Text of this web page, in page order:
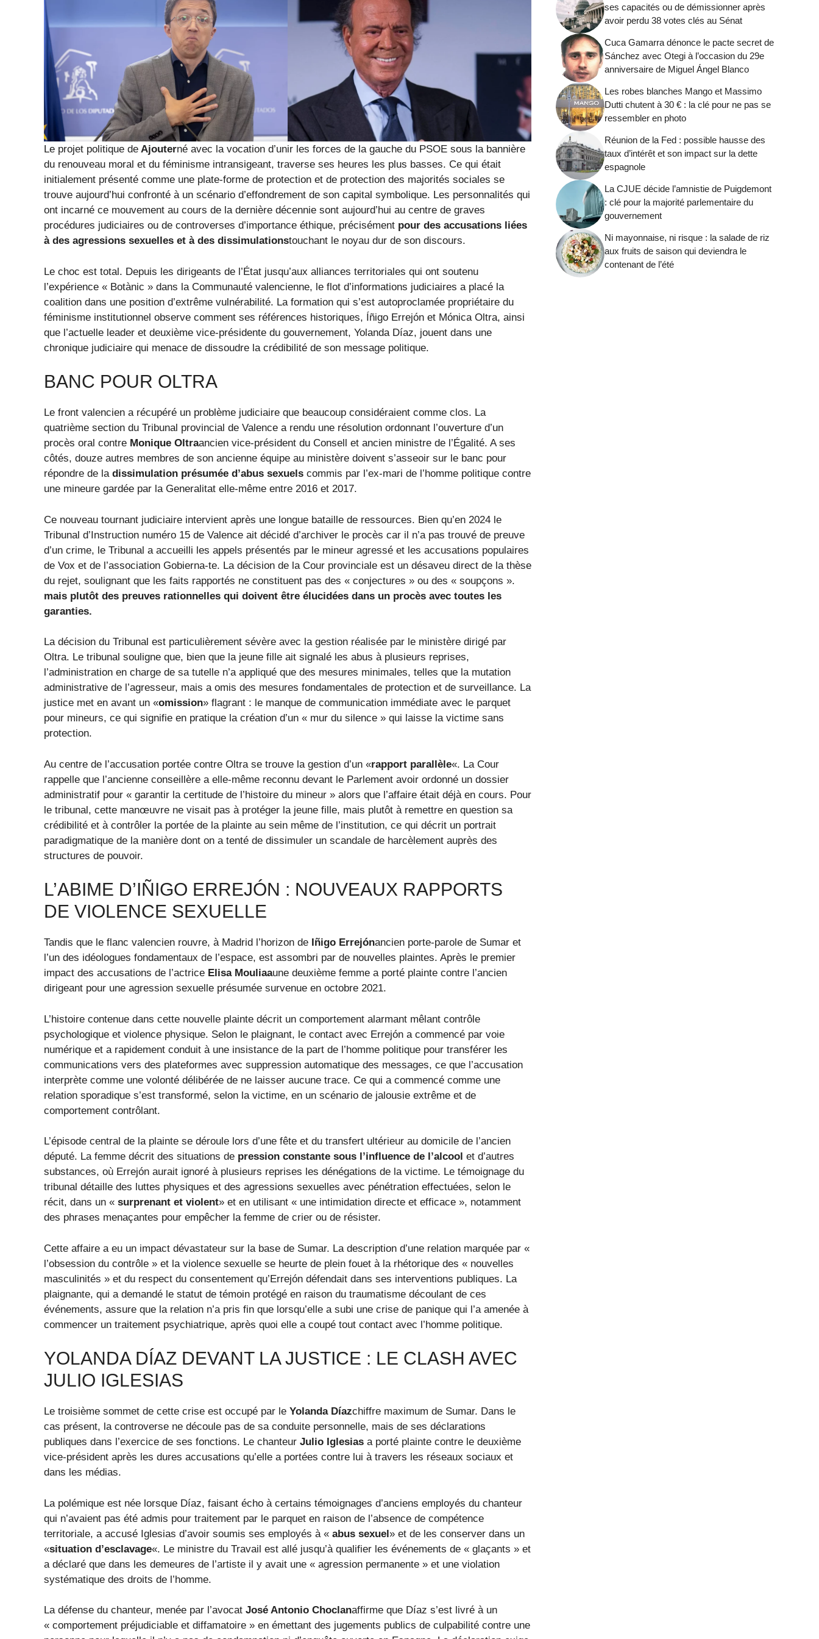
Le projet politique de Ajouterné avec la vocation d’unir les forces de la gauche du PSOE sous la bannière
du renouveau moral et du féminisme intransigeant, traverse ses heures les plus basses. Ce qui était
initialement présenté comme une plate-forme de protection et de protection des majorités sociales se
trouve aujourd’hui confronté à un scénario d’effondrement de son capital symbolique. Les personnalités qui
ont incarné ce mouvement au cours de la dernière décennie sont aujourd’hui au centre de graves
procédures judiciaires ou de controverses d’importance éthique, précisément pour des accusations liées
à des agressions sexuelles et à des dissimulationstouchant le noyau dur de son discours.
Le choc est total. Depuis les dirigeants de l’État jusqu’aux alliances territoriales qui ont soutenu
l’expérience « Botànic » dans la Communauté valencienne, le flot d’informations judiciaires a placé la
coalition dans une position d’extrême vulnérabilité. La formation qui s’est autoproclamée propriétaire du
féminisme institutionnel observe comment ses références historiques, Íñigo Errejón et Mónica Oltra, ainsi
que l’actuelle leader et deuxième vice-présidente du gouvernement, Yolanda Díaz, jouent dans une
chronique judiciaire qui menace de dissoudre la crédibilité de son message politique.
BANC POUR OLTRA
Le front valencien a récupéré un problème judiciaire que beaucoup considéraient comme clos. La
quatrième section du Tribunal provincial de Valence a rendu une résolution ordonnant l’ouverture d’un
procès oral contre Monique Oltraancien vice-président du Consell et ancien ministre de l’Égalité. A ses
côtés, douze autres membres de son ancienne équipe au ministère doivent s’asseoir sur le banc pour
répondre de la dissimulation présumée d’abus sexuels commis par l’ex-mari de l’homme politique contre
une mineure gardée par la Generalitat elle-même entre 2016 et 2017.
Ce nouveau tournant judiciaire intervient après une longue bataille de ressources. Bien qu’en 2024 le
Tribunal d’Instruction numéro 15 de Valence ait décidé d’archiver le procès car il n’a pas trouvé de preuve
d’un crime, le Tribunal a accueilli les appels présentés par le mineur agressé et les accusations populaires
de Vox et de l’association Gobierna-te. La décision de la Cour provinciale est un désaveu direct de la thèse
du rejet, soulignant que les faits rapportés ne constituent pas des « conjectures » ou des « soupçons ».
mais plutôt des preuves rationnelles qui doivent être élucidées dans un procès avec toutes les
garanties.
La décision du Tribunal est particulièrement sévère avec la gestion réalisée par le ministère dirigé par
Oltra. Le tribunal souligne que, bien que la jeune fille ait signalé les abus à plusieurs reprises,
l’administration en charge de sa tutelle n’a appliqué que des mesures minimales, telles que la mutation
administrative de l’agresseur, mais a omis des mesures fondamentales de protection et de surveillance. La
justice met en avant un «omission» flagrant : le manque de communication immédiate avec le parquet
pour mineurs, ce qui signifie en pratique la création d’un « mur du silence » qui laisse la victime sans
protection.
Au centre de l’accusation portée contre Oltra se trouve la gestion d’un «rapport parallèle«. La Cour
rappelle que l’ancienne conseillère a elle-même reconnu devant le Parlement avoir ordonné un dossier
administratif pour « garantir la certitude de l’histoire du mineur » alors que l’affaire était déjà en cours. Pour
le tribunal, cette manœuvre ne visait pas à protéger la jeune fille, mais plutôt à remettre en question sa
crédibilité et à contrôler la portée de la plainte au sein même de l’institution, ce qui décrit un portrait
paradigmatique de la manière dont on a tenté de dissimuler un scandale de harcèlement auprès des
structures de pouvoir.
L’ABIME D’IÑIGO ERREJÓN : NOUVEAUX RAPPORTS
DE VIOLENCE SEXUELLE
Tandis que le flanc valencien rouvre, à Madrid l’horizon de Iñigo Errejónancien porte-parole de Sumar et
l’un des idéologues fondamentaux de l’espace, est assombri par de nouvelles plaintes. Après le premier
impact des accusations de l’actrice Elisa Mouliaaune deuxième femme a porté plainte contre l’ancien
dirigeant pour une agression sexuelle présumée survenue en octobre 2021.
L’histoire contenue dans cette nouvelle plainte décrit un comportement alarmant mêlant contrôle
psychologique et violence physique. Selon le plaignant, le contact avec Errejón a commencé par voie
numérique et a rapidement conduit à une insistance de la part de l’homme politique pour transférer les
communications vers des plateformes avec suppression automatique des messages, ce que l’accusation
interprète comme une volonté délibérée de ne laisser aucune trace. Ce qui a commencé comme une
relation sporadique s’est transformé, selon la victime, en un scénario de jalousie extrême et de
comportement contrôlant.
L’épisode central de la plainte se déroule lors d’une fête et du transfert ultérieur au domicile de l’ancien
député. La femme décrit des situations de pression constante sous l’influence de l’alcool et d’autres
substances, où Errejón aurait ignoré à plusieurs reprises les dénégations de la victime. Le témoignage du
tribunal détaille des luttes physiques et des agressions sexuelles avec pénétration effectuées, selon le
récit, dans un « surprenant et violent» et en utilisant « une intimidation directe et efficace », notamment
des phrases menaçantes pour empêcher la femme de crier ou de résister.
Cette affaire a eu un impact dévastateur sur la base de Sumar. La description d’une relation marquée par «
l’obsession du contrôle » et la violence sexuelle se heurte de plein fouet à la rhétorique des « nouvelles
masculinités » et du respect du consentement qu’Errejón défendait dans ses interventions publiques. La
plaignante, qui a demandé le statut de témoin protégé en raison du traumatisme découlant de ces
événements, assure que la relation n’a pris fin que lorsqu’elle a subi une crise de panique qui l’a amenée à
commencer un traitement psychiatrique, après quoi elle a coupé tout contact avec l’homme politique.
YOLANDA DÍAZ DEVANT LA JUSTICE : LE CLASH AVEC
JULIO IGLESIAS
Le troisième sommet de cette crise est occupé par le Yolanda Díazchiffre maximum de Sumar. Dans le
cas présent, la controverse ne découle pas de sa conduite personnelle, mais de ses déclarations
publiques dans l’exercice de ses fonctions. Le chanteur Julio Iglesias a porté plainte contre le deuxième
vice-président après les dures accusations qu’elle a portées contre lui à travers les réseaux sociaux et
dans les médias.
La polémique est née lorsque Díaz, faisant écho à certains témoignages d’anciens employés du chanteur
qui n’avaient pas été admis pour traitement par le parquet en raison de l’absence de compétence
territoriale, a accusé Iglesias d’avoir soumis ses employés à « abus sexuel» et de les conserver dans un
«situation d’esclavage«. Le ministre du Travail est allé jusqu’à qualifier les événements de « glaçants » et
a déclaré que dans les demeures de l’artiste il y avait une « agression permanente » et une violation
systématique des droits de l’homme.
La défense du chanteur, menée par l’avocat José Antonio Choclanaffirme que Díaz s’est livré à un
« comportement préjudiciable et diffamatoire » en émettant des jugements publics de culpabilité contre une
ses capacités ou de démissionner après
avoir perdu 38 votes clés au Sénat
Cuca Gamarra dénonce le pacte secret de
Sánchez avec Otegi à l’occasion du 29e
anniversaire de Miguel Ángel Blanco
Les robes blanches Mango et Massimo
Dutti chutent à 30 € : la clé pour ne pas se
ressembler en photo
Réunion de la Fed : possible hausse des
taux d’intérêt et son impact sur la dette
espagnole
La CJUE décide l’amnistie de Puigdemont
: clé pour la majorité parlementaire du
gouvernement
Ni mayonnaise, ni risque : la salade de riz
aux fruits de saison qui deviendra le
contenant de l’été